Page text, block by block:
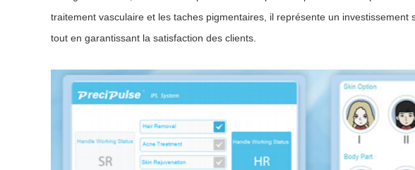
traitement vasculaire et les taches pigmentaires, il représente un
tout en garantissant la satisfaction des clients.